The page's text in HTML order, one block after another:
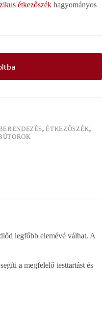
étkezőszék hagyományos
,ÉTKEZÕSZÉK,
legfőbb elemévé válhat. A
a megfelelő testtartást és